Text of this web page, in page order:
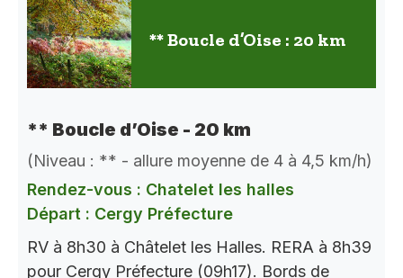
** Boucle d’Oise : 20 km
** Boucle d’Oise - 20 km
(Niveau : ** - allure moyenne de 4 à 4,5 km/h)
Rendez-vous : Chatelet les halles
Départ : Cergy Préfecture
RV à 8h30 à Châtelet les Halles. RERA à 8h39
pour Cergy Préfecture (09h17). Bords de